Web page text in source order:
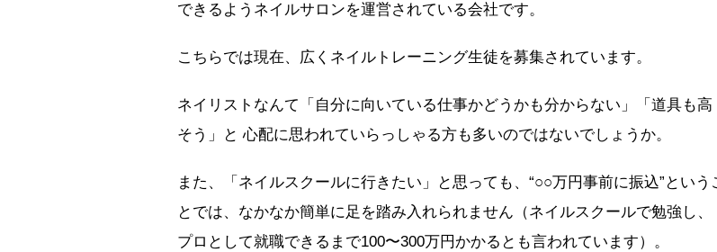
できるようネイルサロンを運営されている会社です。
こちらでは現在、広くネイルトレーニング生徒を募集されています。
ネイリストなんて「自分に向いている仕事かどうかも分からない」「道具も高
そう」と 心配に思われていらっしゃる方も多いのではないでしょうか。
また、「ネイルスクールに行きたい」と思っても、“○○万円事前に振込”という
とでは、なかなか簡単に足を踏み入れられません（ネイルスクールで勉強し、
プロとして就職できるまで100〜300万円かかるとも言われています）。